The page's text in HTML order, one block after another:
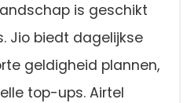
is geschikt
Jio biedt dagelijkse
geldigheid plannen,
top-ups. Airtel